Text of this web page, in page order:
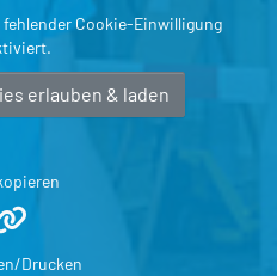
Cookie-Einwilligung
erlauben & laden
Drucken